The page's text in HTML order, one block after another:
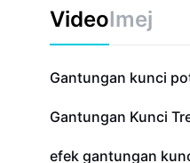
VideoImej
115.2K
Gantungan kunci
23.5K
Gantungan Kunci
6.4K
efek gantungan